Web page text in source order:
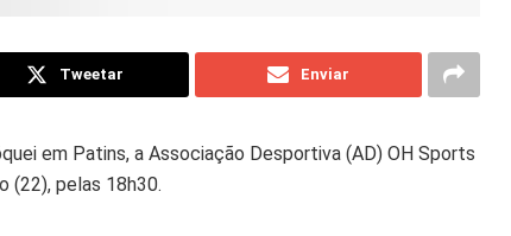
Tweetar Enviar
em Patins, a Associação Desportiva (AD) OH Sports
(22), pelas 18h30.